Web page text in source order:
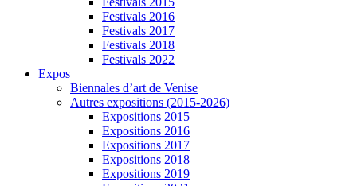
Festivals 2016
Festivals 2017
Festivals 2018
Festivals 2022
Expos
Biennales d’art de Venise
Autres expositions (2015-2026)
Expositions 2015
Expositions 2016
Expositions 2017
Expositions 2018
Expositions 2019